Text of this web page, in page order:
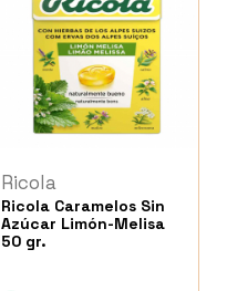
Ricola
Ricola Caramelos Sin
Azúcar Limón-Melisa
50 gr.